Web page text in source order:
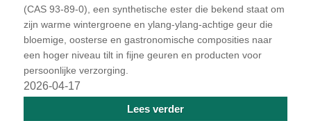
(CAS 93-89-0), een synthetische ester die bekend staat om
zijn warme wintergroene en ylang-ylang-achtige geur die
bloemige, oosterse en gastronomische composities naar
een hoger niveau tilt in fijne geuren en producten voor
persoonlijke verzorging.
2026-04-17
Lees verder